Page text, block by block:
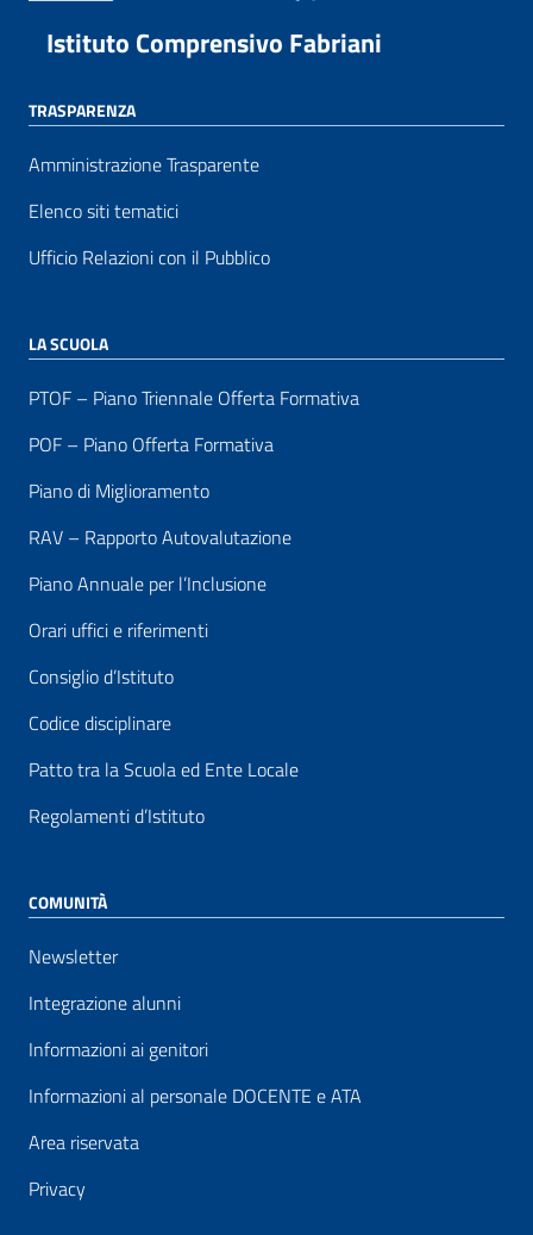
Istituto Comprensivo Fabriani
TRASPARENZA
Amministrazione Trasparente
Elenco siti tematici
Ufficio Relazioni con il Pubblico
LA SCUOLA
PTOF – Piano Triennale Offerta Formativa
POF – Piano Offerta Formativa
Piano di Miglioramento
RAV – Rapporto Autovalutazione
Piano Annuale per l’Inclusione
Orari uffici e riferimenti
Consiglio d’Istituto
Codice disciplinare
Patto tra la Scuola ed Ente Locale
Regolamenti d’Istituto
COMUNITÀ
Newsletter
Integrazione alunni
Informazioni ai genitori
Informazioni al personale DOCENTE e ATA
Area riservata
Privacy